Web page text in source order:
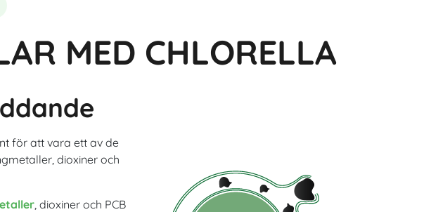
spirulina
astaxanthin för ögonen och synskärpan
MED CHLORELLA
för att vara ett av de
dioxiner och
, dioxiner och PCB